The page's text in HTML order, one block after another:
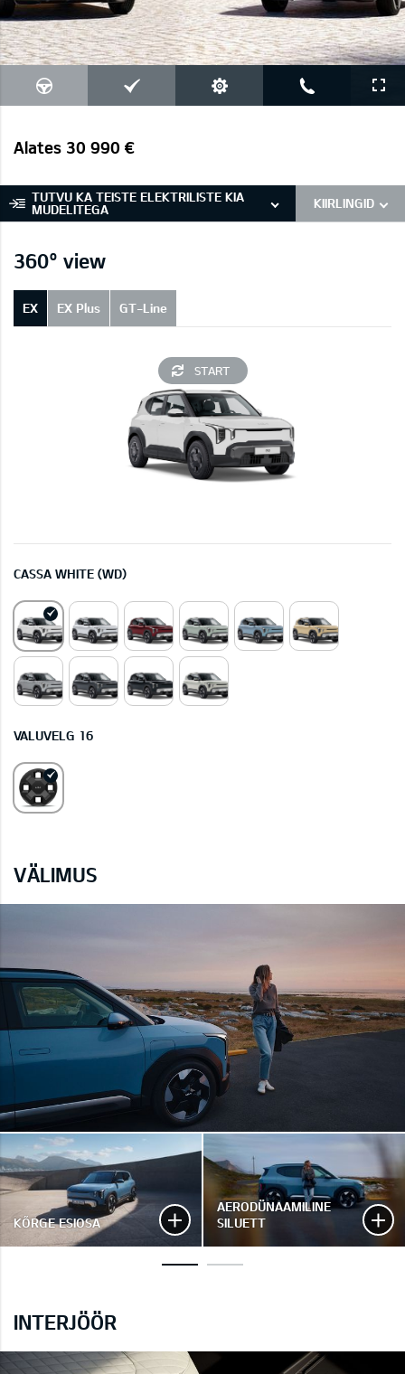
Alates 30 990 €
TUTVU KA TEISTE ELEKTRILISTE KIA
MUDELITEGA
KIIRLINGID
360° view
EX EX Plus GT-Line
START
CASSA WHITE (WD)
VALUVELG 16
VÄLIMUS
KÕRGE ESIOSA
AERODÜNAAMILINE
SILUETT
INTERJÖÖR